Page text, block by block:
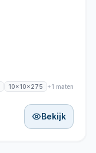
10x10x275 +1 maten
Bekijk